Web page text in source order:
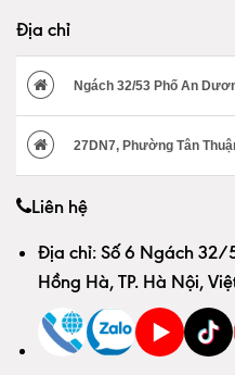
Địa chỉ
Ngách 32/53 Phố An
27DN7, Phường Tân
Liên hệ
Địa chỉ: Số 6 Ngách 32/
Hồng Hà, TP. Hà Nội,